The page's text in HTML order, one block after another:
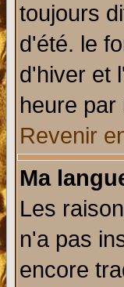
toujours
d'été. le
d'hiver et
heure par
Revenir
Ma
Les
n'a pas
encore